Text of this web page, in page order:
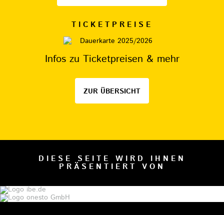
TICKETPREISE
Infos zu Ticketpreisen & mehr
ZUR ÜBERSICHT
DIESE SEITE WIRD IHNEN
PRÄSENTIERT VON